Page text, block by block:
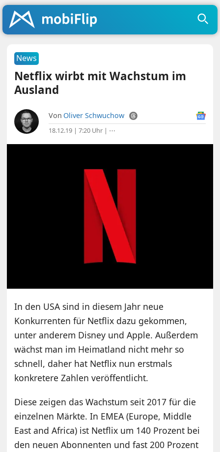
News
Netflix wirbt mit Wachstum im
Ausland
Von Oliver Schwuchow
18.12.19 | 7:20 Uhr | ⋯
In den USA sind in diesem Jahr neue
Konkurrenten für Netflix dazu gekommen,
unter anderem Disney und Apple. Außerdem
wächst man im Heimatland nicht mehr so
schnell, daher hat Netflix nun erstmals
konkretere Zahlen veröffentlicht.
Diese zeigen das Wachstum seit 2017 für die
einzelnen Märkte. In EMEA (Europe, Middle
East and Africa) ist Netflix um 140 Prozent bei
den neuen Abonnenten und fast 200 Prozent